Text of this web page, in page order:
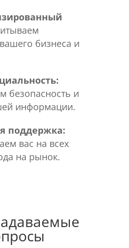
бизнеса и
безопасность и
информации.
поддержка:
вас на всех
на рынок.